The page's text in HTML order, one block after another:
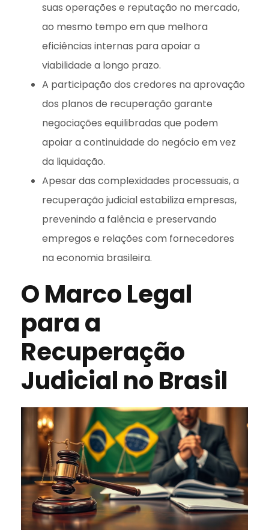
suas operações e reputação no mercado,
ao mesmo tempo em que melhora
eficiências internas para apoiar a
viabilidade a longo prazo.
A participação dos credores na aprovação
dos planos de recuperação garante
negociações equilibradas que podem
apoiar a continuidade do negócio em vez
da liquidação.
Apesar das complexidades processuais, a
recuperação judicial estabiliza empresas,
prevenindo a falência e preservando
empregos e relações com fornecedores
na economia brasileira.
O Marco Legal
para a
Recuperação
Judicial no Brasil